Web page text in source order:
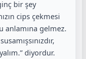
bir şey
cips çekmesi
anlamına gelmez.
diyordur.